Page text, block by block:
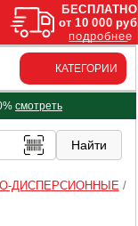
КАТЕГОРИИ
смотреть
ДИСПЕРСИОННЫЕ /